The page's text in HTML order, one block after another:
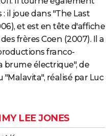
il joue dans "The Last
et est en tête d'affiche
des frères Coen (2007). Il a
franco-
brume électrique", de
réalisé par Luc
LEE JONES